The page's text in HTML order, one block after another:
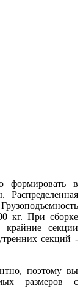
формировать в
кг. При сборке
крайние секции
секций -
поэтому вы
размеров с